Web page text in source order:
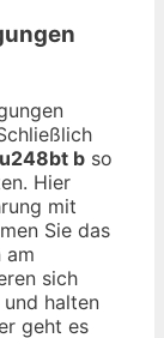
b so
Hier
mit
Sie das
am
sich
und halten
geht es